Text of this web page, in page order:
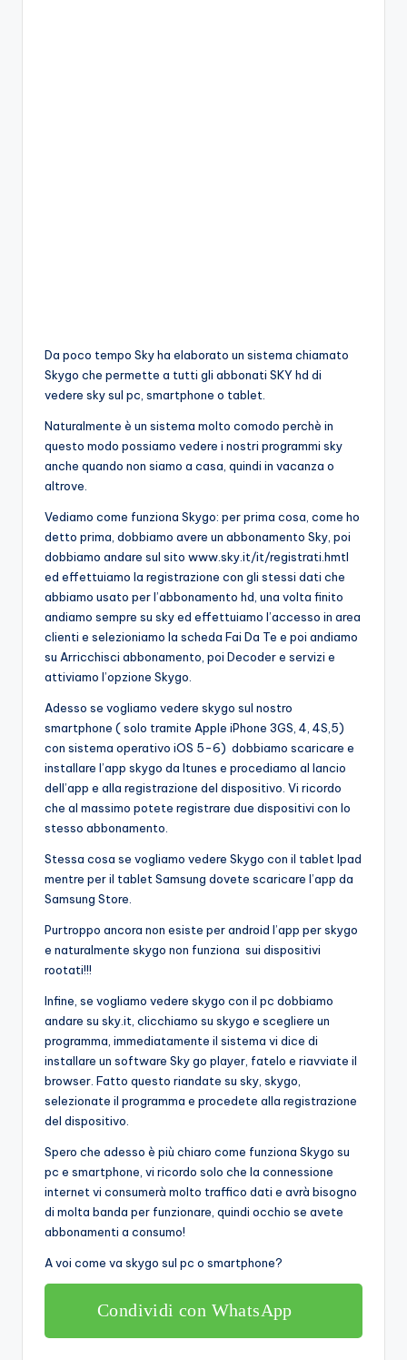
Da poco tempo Sky ha elaborato un sistema chiamato
Skygo che permette a tutti gli abbonati SKY hd di
vedere sky sul pc, smartphone o tablet.
Naturalmente è un sistema molto comodo perchè in
questo modo possiamo vedere i nostri programmi sky
anche quando non siamo a casa, quindi in vacanza o
altrove.
Vediamo come funziona Skygo: per prima cosa, come ho
detto prima, dobbiamo avere un abbonamento Sky, poi
dobbiamo andare sul sito www.sky.it/it/registrati.hmtl
ed effettuiamo la registrazione con gli stessi dati che
abbiamo usato per l’abbonamento hd, una volta finito
andiamo sempre su sky ed effettuiamo l’accesso in area
clienti e selezioniamo la scheda Fai Da Te e poi andiamo
su Arricchisci abbonamento, poi Decoder e servizi e
attiviamo l’opzione Skygo.
Adesso se vogliamo vedere skygo sul nostro
smartphone ( solo tramite Apple iPhone 3GS, 4, 4S,5)
con sistema operativo iOS 5-6) dobbiamo scaricare e
installare l’app skygo da Itunes e procediamo al lancio
dell’app e alla registrazione del dispositivo. Vi ricordo
che al massimo potete registrare due dispositivi con lo
stesso abbonamento.
Stessa cosa se vogliamo vedere Skygo con il tablet Ipad
mentre per il tablet Samsung dovete scaricare l’app da
Samsung Store.
Purtroppo ancora non esiste per android l’app per skygo
e naturalmente skygo non funziona sui dispositivi
rootati!!!
Infine, se vogliamo vedere skygo con il pc dobbiamo
andare su sky.it, clicchiamo su skygo e scegliere un
programma, immediatamente il sistema vi dice di
installare un software Sky go player, fatelo e riavviate il
browser. Fatto questo riandate su sky, skygo,
selezionate il programma e procedete alla registrazione
del dispositivo.
Spero che adesso è più chiaro come funziona Skygo su
pc e smartphone, vi ricordo solo che la connessione
internet vi consumerà molto traffico dati e avrà bisogno
di molta banda per funzionare, quindi occhio se avete
abbonamenti a consumo!
A voi come va skygo sul pc o smartphone?
Condividi con WhatsApp